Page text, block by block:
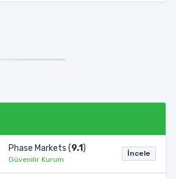
Phase Markets (9.1)
Güvenilir Kurum
İncele